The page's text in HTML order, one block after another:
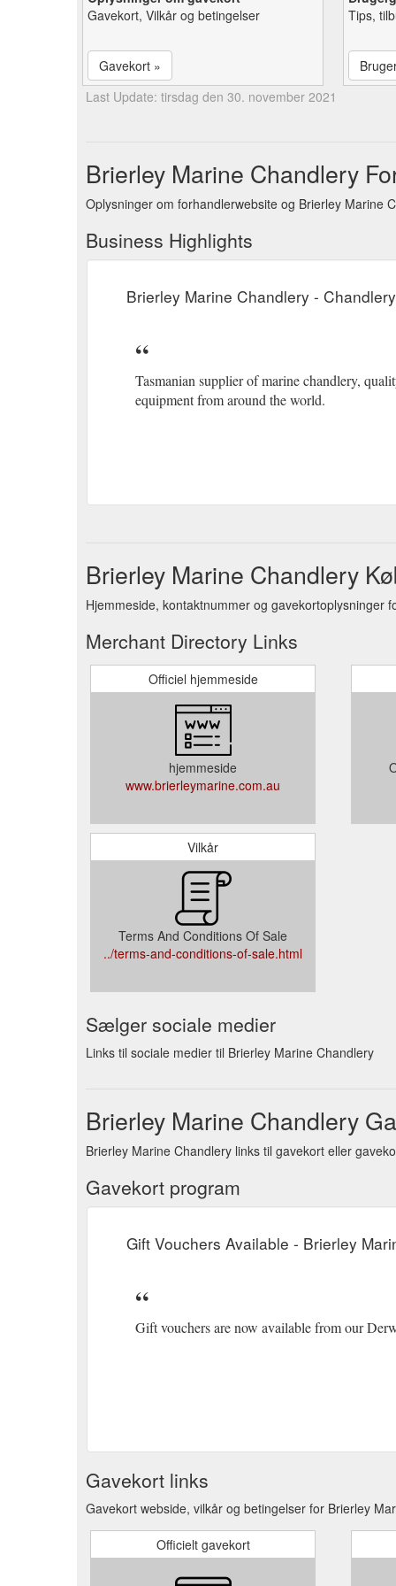
Gavekort, Vilkår og betingelser
Gavekort »
Tips,
Last Update: tirsdag den 30. november 2021
Brierley Marine Chandlery
Oplysninger om forhandlerwebsite og Brierley Marine
Business Highlights
Brierley Marine Chandlery -
Tasmanian supplier of marine chandlery,
equipment from around the world.
Brierley Marine Chandlery
Hjemmeside, kontaktnummer og gavekortoplysninger
Merchant Directory Links
Officiel hjemmeside
hjemmeside
www.brierleymarine.com.au
Vilkår
Terms And Conditions Of Sale
../terms-and-conditions-of-sale.html
Sælger sociale medier
Links til sociale medier til Brierley Marine Chandlery
Brierley Marine Chandlery
Brierley Marine Chandlery links til gavekort eller
Gavekort program
Gift Vouchers Available - Brierley
Gift vouchers are now available from our
Gavekort links
Gavekort webside, vilkår og betingelser for Brierley
Officielt gavekort